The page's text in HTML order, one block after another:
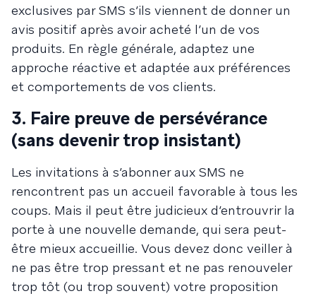
exclusives par SMS s’ils viennent de donner un
avis positif après avoir acheté l’un de vos
produits. En règle générale, adaptez une
approche réactive et adaptée aux préférences
et comportements de vos clients.
3. Faire preuve de persévérance
(sans devenir trop insistant)
Les invitations à s’abonner aux SMS ne
rencontrent pas un accueil favorable à tous les
coups. Mais il peut être judicieux d’entrouvrir la
porte à une nouvelle demande, qui sera peut-
être mieux accueillie. Vous devez donc veiller à
ne pas être trop pressant et ne pas renouveler
trop tôt (ou trop souvent) votre proposition